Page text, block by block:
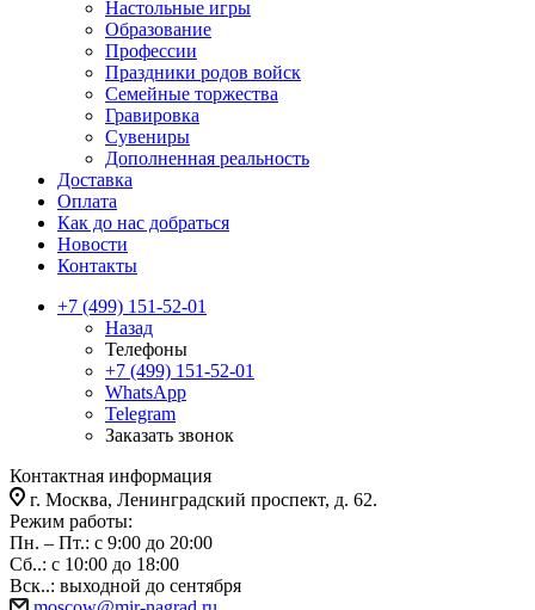
Настольные игры
Образование
Профессии
Праздники родов войск
Семейные торжества
Гравировка
Сувениры
Дополненная реальность
Доставка
Оплата
Как до нас добраться
Новости
Контакты
+7 (499) 151-52-01
Назад
Телефоны
+7 (499) 151-52-01
WhatsApp
Telegram
Заказать звонок
Контактная информация
г. Москва, Ленинградский проспект, д. 62.
Режим работы:
Пн. – Пт.: с 9:00 до 20:00
Сб..: с 10:00 до 18:00
Вск..: выходной до сентября